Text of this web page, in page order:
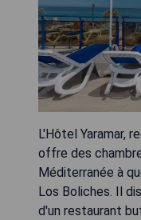
L'Hôtel Yaramar,
offre des
Méditerranée à
Los Boliches. Il
d'un restaurant